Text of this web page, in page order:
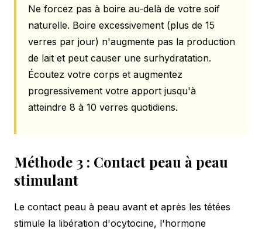
Ne forcez pas à boire au-delà de votre soif
naturelle. Boire excessivement (plus de 15
verres par jour) n'augmente pas la production
de lait et peut causer une surhydratation.
Écoutez votre corps et augmentez
progressivement votre apport jusqu'à
atteindre 8 à 10 verres quotidiens.
Méthode 3 : Contact peau à peau
stimulant
Le contact peau à peau avant et après les tétées
stimule la libération d'ocytocine, l'hormone